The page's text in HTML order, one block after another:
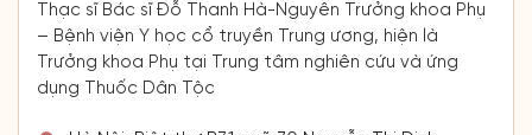
Thạc sĩ Bác sĩ Đỗ Thanh Hà-Nguyên Trưởng khoa Phụ
– Bệnh viện Y học cổ truyền Trung ương, hiện là
Trưởng khoa Phụ tại Trung tâm nghiên cứu và ứng
dụng Thuốc Dân Tộc